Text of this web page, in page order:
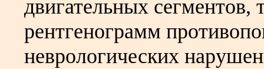
двигательных сегментов,
рентгенограмм
неврологических